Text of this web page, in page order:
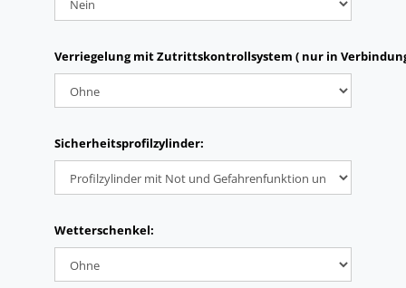
Verriegelung mit Zutrittskontrollsystem ( nur in
Sicherheitsprofilzylinder:
Wetterschenkel: